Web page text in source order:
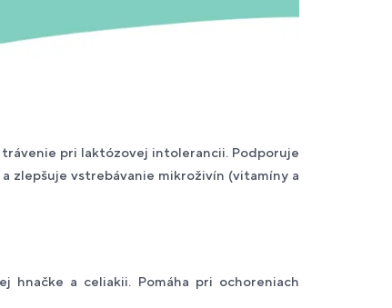
pri laktózovej intolerancii. Podporuje
zlepšuje vstrebávanie mikroživín (vitamíny a
a celiakii. Pomáha pri ochoreniach